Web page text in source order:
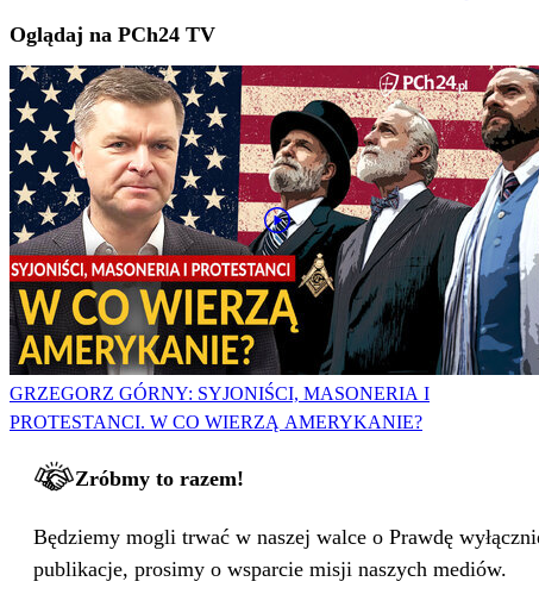
Oglądaj na PCh24 TV
GRZEGORZ GÓRNY: SYJONIŚCI, MASONERIA I
PROTESTANCI. W CO WIERZĄ AMERYKANIE?
Zróbmy to razem!
Będziemy mogli trwać w naszej walce o Prawdę
publikacje, prosimy o wsparcie misji naszych mediów.